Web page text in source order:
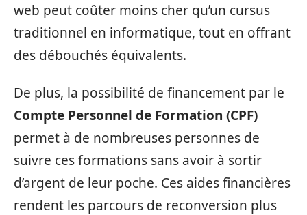
web peut coûter moins cher qu’un cursus
traditionnel en informatique, tout en offrant
des débouchés équivalents.
De plus, la possibilité de financement par le
Compte Personnel de Formation (CPF)
permet à de nombreuses personnes de
suivre ces formations sans avoir à sortir
d’argent de leur poche. Ces aides financières
rendent les parcours de reconversion plus